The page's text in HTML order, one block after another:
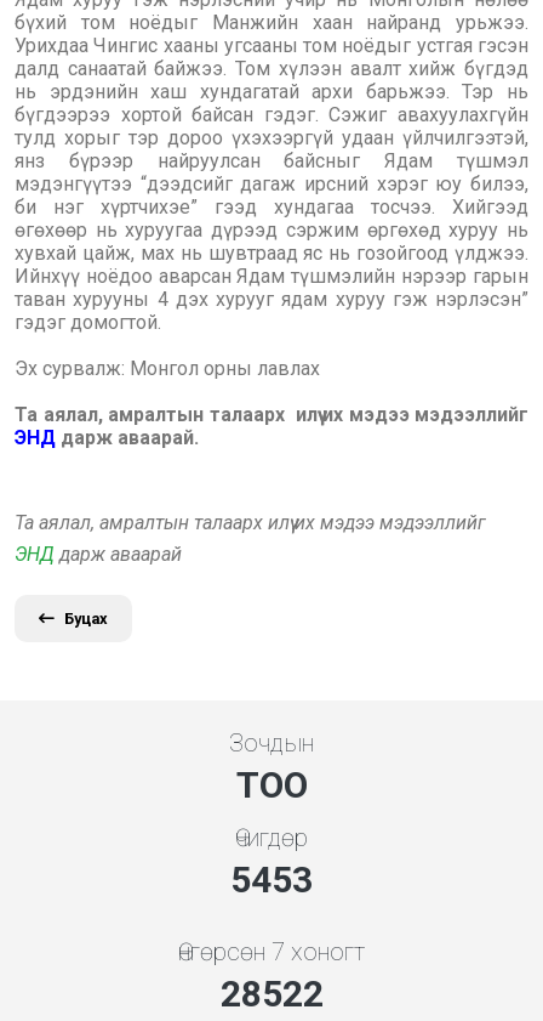
бүхий том ноёдыг Манжийн хаан найранд урьжээ.
Урихдаа Чингис хааны угсааны том ноёдыг устгая гэсэн
далд санаатай байжээ. Том хүлээн авалт хийж бүгдэд
нь эрдэнийн хаш хундагатай архи барьжээ. Тэр нь
бүгдээрээ хортой байсан гэдэг. Сэжиг авахуулахгүйн
тулд хорыг тэр дороо үхэхээргүй удаан үйлчилгээтэй,
янз бүрээр найруулсан байсныг Ядам түшмэл
мэдэнгүүтээ “дээдсийг дагаж ирсний хэрэг юу билээ,
би нэг хүртчихэе” гээд хундагаа тосчээ. Хийгээд
өгөхөөр нь хуруугаа дүрээд сэржим өргөхөд хуруу нь
хувхай цайж, мах нь шувтраад яс нь гозойгоод үлджээ.
Ийнхүү ноёдоо аварсан Ядам түшмэлийн нэрээр гарын
таван хурууны 4 дэх хурууг ядам хуруу гэж нэрлэсэн”
гэдэг домогтой.
Эх сурвалж: Монгол орны лавлах
Та аялал, амралтын талаарх илүү их мэдээ мэдээллийг
ЭНД дарж аваарай.
Та аялал, амралтын талаарх илүү их мэдээ мэдээллийг
ЭНД дарж аваарай
Буцах
Зочдын
ТОО
Өчигдөр
5843
Өнгөрсөн 7 хоногт
30559